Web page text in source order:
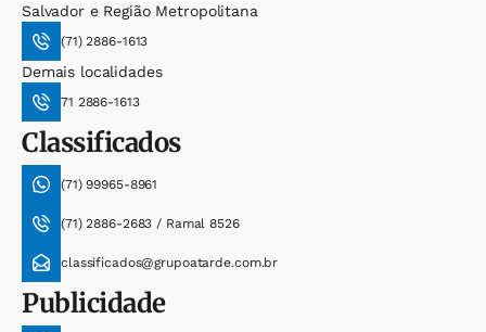
Salvador e Região Metropolitana
(71) 2886-1613
Demais localidades
71 2886-1613
Classificados
(71) 99965-8961
(71) 2886-2683 / Ramal 8526
classificados@grupoatarde.com.br
Publicidade